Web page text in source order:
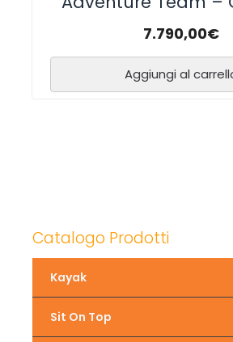
7.790,00€
Aggiungi al
Catalogo Prodotti
Kayak
Sit On Top